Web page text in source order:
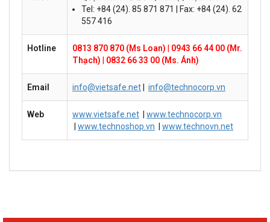
Tel: +84 (24). 85 871 871 | Fax: +84 (24). 62
557 416
Hotline 0813 870 870 (Ms Loan)
0943 66 44 00 (Mr.
Thạch)
0832 66 33 00 (Ms. Ánh)
Email info@vietsafe.net info@technocorp.vn
Web www.vietsafe.net
www.technocorp.vn
www.technoshop.vn www.technovn.net